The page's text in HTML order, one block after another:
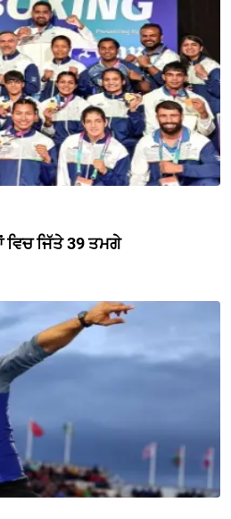
ਵਿਚ ਜਿੱਤੇ 39 ਤਮਗੇ